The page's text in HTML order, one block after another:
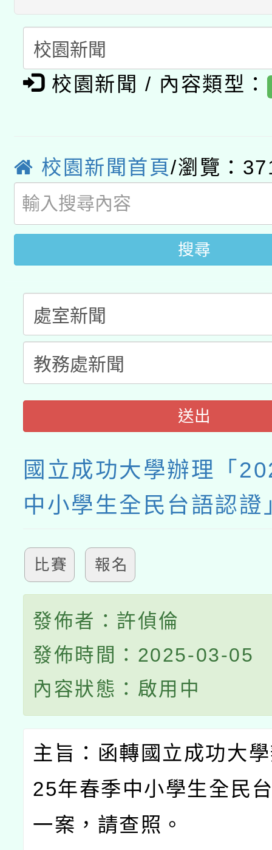
招)
暨閱讀推動專業研習
科技賦能─人工智慧
礎課程
A3數位素養講師名單
「數位內容與教學軟
薪期間赴陸應申請許可
轉知經濟部水利署委託
業技術研究院辦理「
用水績優單位及節水達
115年8月22日(星期六
桃園市孔廟祈福系列
開 智慧啟航」
2026年桃園地景藝術
校園新聞 / 內容類型：
校園新聞首頁/瀏覽：
搜尋
送出
國立成功大學辦理「
中小學生全民台語認證
比賽 報名
發佈者：許偵倫
發佈時間：2025-03-05
內容狀態：啟用中
主旨：函轉國立成功大
25年春季中小學生全民
一案，請查照。